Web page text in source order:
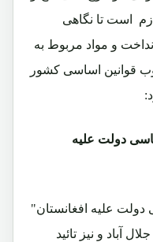
است تا نگاهی
و مواد مربوط به
قوانین اساسی کشور
دولت علیه
دولت علیه افغانستان"
1301 منعقده جلال آباد و نیز تائید